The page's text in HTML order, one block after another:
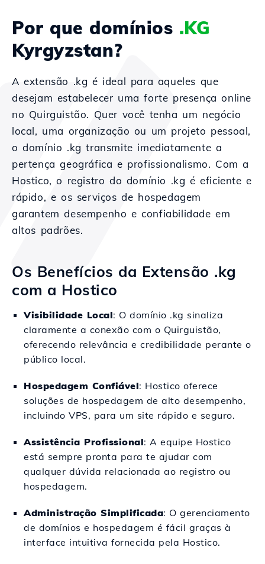
Por que domínios .KG
Kyrgyzstan?
A extensão .kg é ideal para aqueles que
desejam estabelecer uma forte presença online
no Quirguistão. Quer você tenha um negócio
local, uma organização ou um projeto pessoal,
o domínio .kg transmite imediatamente a
pertença geográfica e profissionalismo. Com a
Hostico, o registro do domínio .kg é eficiente e
rápido, e os serviços de hospedagem
garantem desempenho e confiabilidade em
altos padrões.
Os Benefícios da Extensão .kg
com a Hostico
Visibilidade Local: O domínio .kg sinaliza
claramente a conexão com o Quirguistão,
oferecendo relevância e credibilidade perante o
público local.
Hospedagem Confiável: Hostico oferece
soluções de hospedagem de alto desempenho,
incluindo VPS, para um site rápido e seguro.
Assistência Profissional: A equipe Hostico
está sempre pronta para te ajudar com
qualquer dúvida relacionada ao registro ou
hospedagem.
Administração Simplificada: O gerenciamento
de domínios e hospedagem é fácil graças à
interface intuitiva fornecida pela Hostico.